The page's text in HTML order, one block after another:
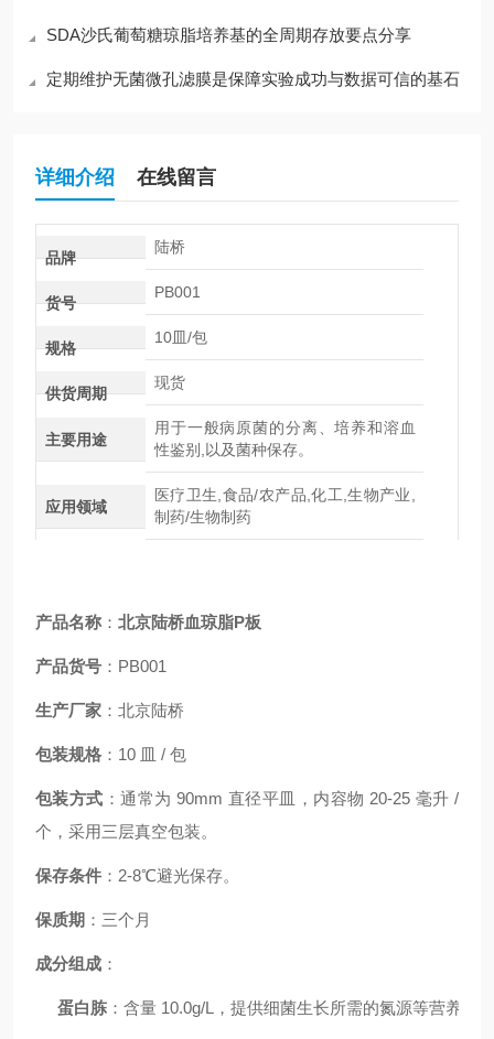
SDA沙氏葡萄糖琼脂培养基的全周期存放要点分享
定期维护无菌微孔滤膜是保障实验成功与数据可信的基石
详细介绍 在线留言
品牌
陆桥
货号
PB001
规格
10皿/包
供货周期
现货
主要用途
用于一般病原菌的分离、培养和溶血
性鉴别,以及菌种保存。
应用领域
医疗卫生,食品/农产品,化工,生物产业,
制药/生物制药
产品名称 ： 北京陆桥血琼脂P板
产品货号 ：PB001
生产厂家 ：北京陆桥
包装规格 ：10 皿 / 包
包装方式 ：通常为 90mm 直径平皿，内容物 20-25 毫升 /
个，采用三层真空包装。
保存条件 ：2-8℃避光保存。
保质期 ：三个月
成分组成 ：
蛋白胨 ：含量 10.0g/L，提供细菌生长所需的氮源等营养元